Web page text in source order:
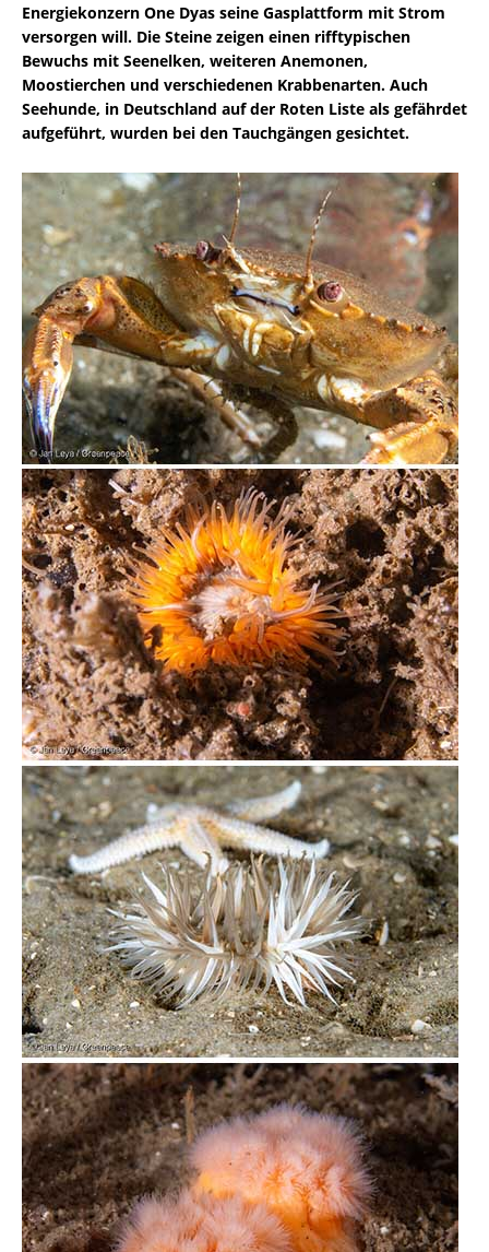
Energiekonzern One Dyas seine Gasplattform mit Strom
versorgen will. Die Steine zeigen einen rifftypischen
Bewuchs mit Seenelken, weiteren Anemonen,
Moostierchen und verschiedenen Krabbenarten. Auch
Seehunde, in Deutschland auf der Roten Liste als gefährdet
aufgeführt, wurden bei den Tauchgängen gesichtet.